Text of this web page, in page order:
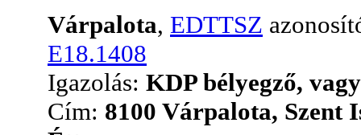
Várpalota, EDTTSZ
E18.1408
Igazolás: KDP bélyegző,
Cím: 8100 Várpalota, Szent